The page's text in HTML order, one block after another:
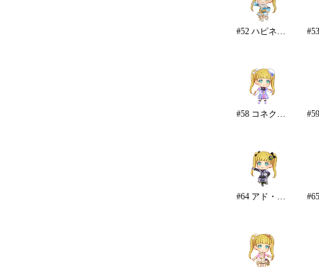
#52 ハピネス・エール
#58 コネクテッド・パラレル
#64 アド・アストラ